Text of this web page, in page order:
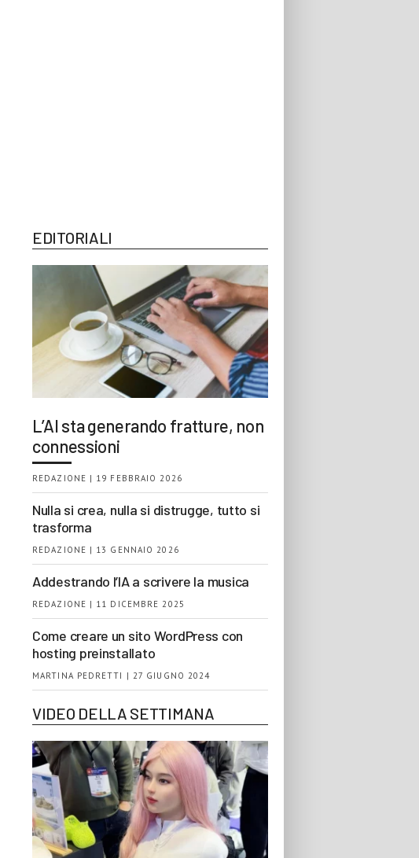
EDITORIALI
L’AI sta generando fratture, non
connessioni
REDAZIONE | 19 FEBBRAIO 2026
Nulla si crea, nulla si distrugge, tutto si
trasforma
REDAZIONE | 13 GENNAIO 2026
Addestrando l’IA a scrivere la musica
REDAZIONE | 11 DICEMBRE 2025
Come creare un sito WordPress con
hosting preinstallato
MARTINA PEDRETTI | 27 GIUGNO 2024
VIDEO DELLA SETTIMANA